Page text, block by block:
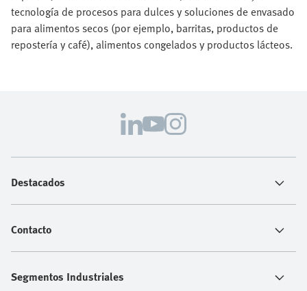
tecnología de procesos para dulces y soluciones de envasado
para alimentos secos (por ejemplo, barritas, productos de
repostería y café), alimentos congelados y productos lácteos.
Destacados
Contacto
Segmentos Industriales